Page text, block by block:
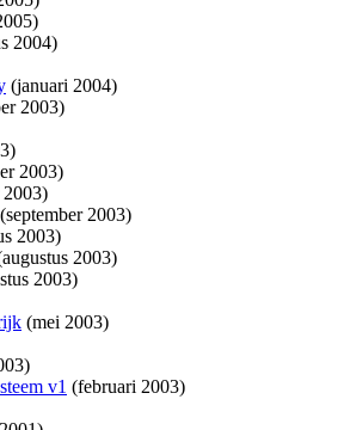
2004)
(januari 2004)
2003)
2003)
2003)
(september 2003)
2003)
2003)
2003)
(mei 2003)
v1 (februari 2003)